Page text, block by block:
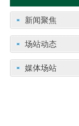
新闻聚焦
场站动态
媒体场站